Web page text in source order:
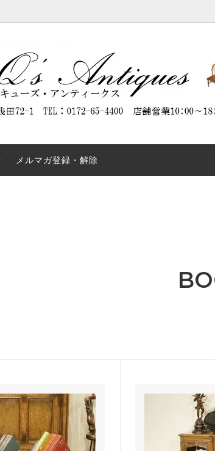
BOOKCASE
TABLE
COLLECTABLES
割引商品
アンティー
RESTORATION（商品のメンテナン
ついて）
メルマガ登録・解除